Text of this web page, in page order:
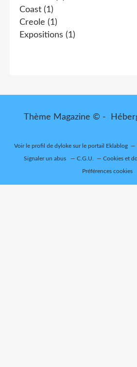
Coast (1)
Creole (1)
Expositions (1)
Thème Magazine © -
Voir le profil de dyloke sur le portail Eklablog
Signaler un abus C.G.U. Cookies et
Préférences cookies